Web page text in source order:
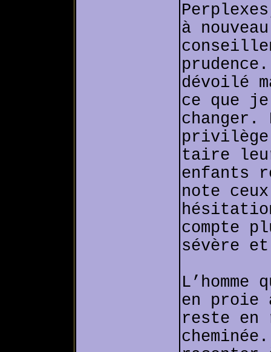
à
dévoilé
ce que
changer.
taire
enfants
note
compte
sévère
en proie
reste